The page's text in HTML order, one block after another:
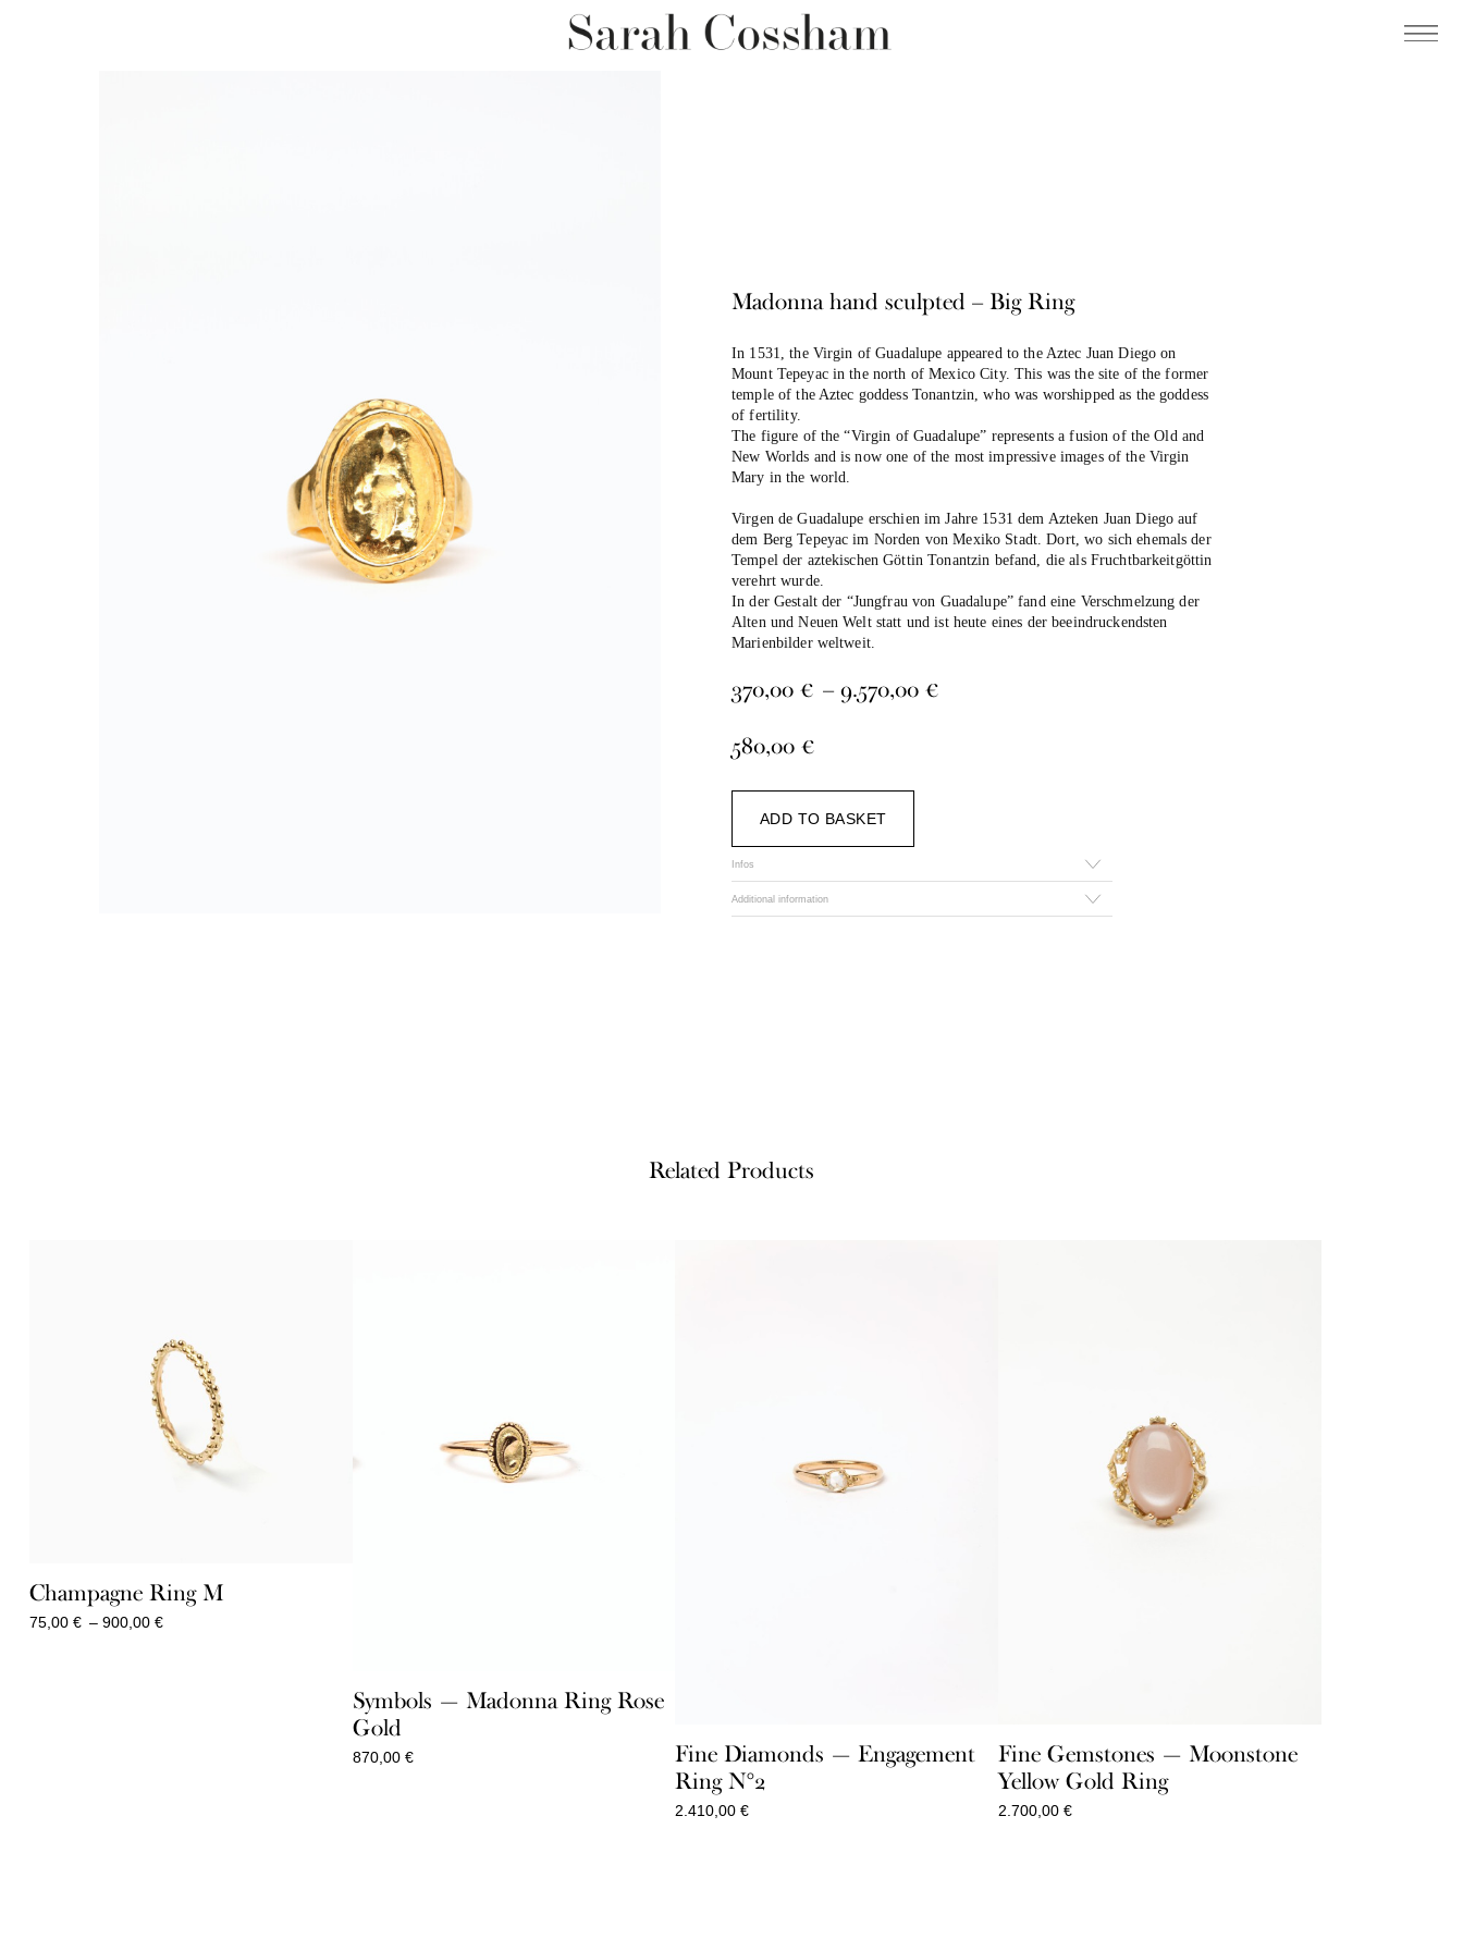
Madonna hand sculpted – Big Ring
In 1531, the Virgin of Guadalupe appeared to the Aztec Juan Diego on
Mount Tepeyac in the north of Mexico City. This was the site of the former
temple of the Aztec goddess Tonantzin, who was worshipped as the goddess
of fertility.
The figure of the “Virgin of Guadalupe” represents a fusion of the Old and
New Worlds and is now one of the most impressive images of the Virgin
Mary in the world.
Virgen de Guadalupe erschien im Jahre 1531 dem Azteken Juan Diego auf
dem Berg Tepeyac im Norden von Mexiko Stadt. Dort, wo sich ehemals der
Tempel der aztekischen Göttin Tonantzin befand, die als Fruchtbarkeitgöttin
verehrt wurde.
In der Gestalt der “Jungfrau von Guadalupe” fand eine Verschmelzung der
Alten und Neuen Welt statt und ist heute eines der beeindruckendsten
Marienbilder weltweit.
370,00 € – 9.570,00 €
580,00 €
ADD TO BASKET
Infos
Additional information
Related Products
Champagne Ring M
75,00 € – 900,00 €
Symbols — Madonna Ring Rose
Gold
870,00 €
Fine Diamonds — Engagement
Ring N°2
2.410,00€
Fine Gemstones — Moonstone
Yellow Gold Ring
2.700,00€